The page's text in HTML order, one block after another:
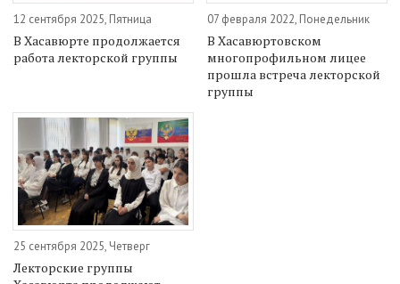
12 сентября 2025, Пятница
В Хасавюрте продолжается
работа лекторской группы
07 февраля 2022, Понедельник
В Хасавюртовском
многопрофильном лицее
прошла встреча лекторской
группы
25 сентября 2025, Четверг
Лекторские группы